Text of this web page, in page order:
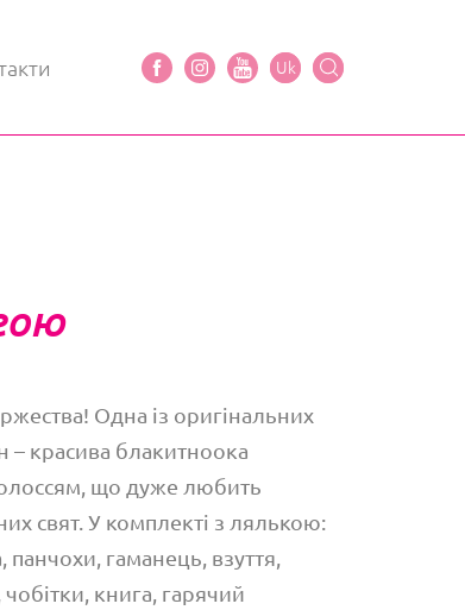
Uk
Одна із оригінальних
– красива блакитноока
що дуже любить
свят. У комплекті з лялькою:
панчохи, гаманець, взуття,
книга, гарячий